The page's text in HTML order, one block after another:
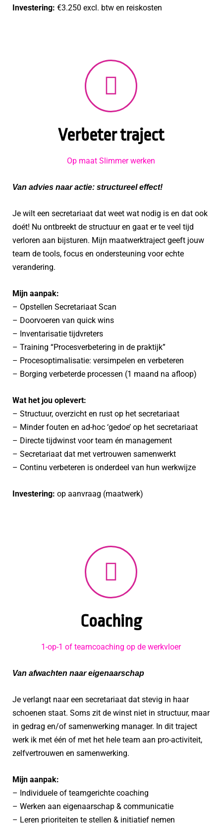
Investering: €3.250 excl. btw en reiskosten
Verbeter traject
Op maat Slimmer werken
Van advies naar actie: structureel effect!
Je wilt een secretariaat dat weet wat nodig is en dat ook
doét! Nu ontbreekt de structuur en gaat er te veel tijd
verloren aan bijsturen. Mijn maatwerktraject geeft jouw
team de tools, focus en ondersteuning voor echte
verandering.
Mijn aanpak:
– Opstellen Secretariaat Scan
– Doorvoeren van quick wins
– Inventarisatie tijdvreters
– Training “Procesverbetering in de praktijk”
– Procesoptimalisatie: versimpelen en verbeteren
– Borging verbeterde processen (1 maand na afloop)
Wat het jou oplevert:
– Structuur, overzicht en rust op het secretariaat
– Minder fouten en ad-hoc ‘gedoe’ op het secretariaat
– Directe tijdwinst voor team én management
– Secretariaat dat met vertrouwen samenwerkt
– Continu verbeteren is onderdeel van hun werkwijze
Investering: op aanvraag (maatwerk)
Coaching
1-op-1 of teamcoaching op de werkvloer
Van afwachten naar eigenaarschap
Je verlangt naar een secretariaat dat stevig in haar
schoenen staat. Soms zit de winst niet in structuur, maar
in gedrag en/of samenwerking manager. In dit traject
werk ik met één of met het hele team aan pro-activiteit,
zelfvertrouwen en samenwerking.
Mijn aanpak:
– Individuele of teamgerichte coaching
– Werken aan eigenaarschap & communicatie
– Leren prioriteiten te stellen & initiatief nemen